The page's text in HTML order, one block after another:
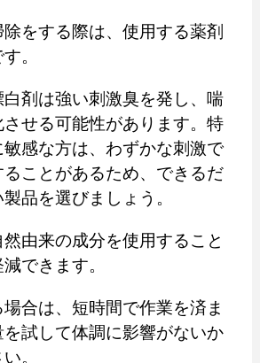
をする際は、使用する薬剤
。
剤は強い刺激臭を発し、喘
せる可能性があります。特
感な方は、わずかな刺激で
ることがあるため、できるだ
品を選びましょう。
由来の成分を使用すること
できます。
合は、短時間で作業を済ま
試して体調に影響がないか
。